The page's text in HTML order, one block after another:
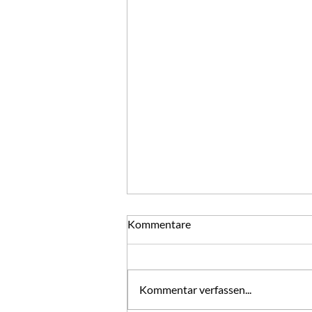
Jahre
Kalenderjahre vergehen.
Jahr wird kein Jahr ohne Angst,
Kommentare
Kommentar verfassen...